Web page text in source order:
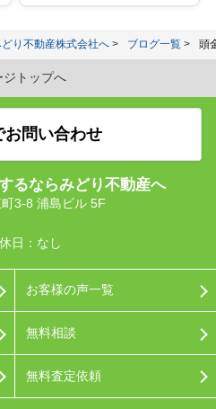
り不動産株式会社へ ブログ一覧 頭
ジトップへ
お問い合わせ
るならみどり不動産へ
3-8 浦島ビル 5F
日：なし
お客様の声一覧
無料相談
無料査定依頼